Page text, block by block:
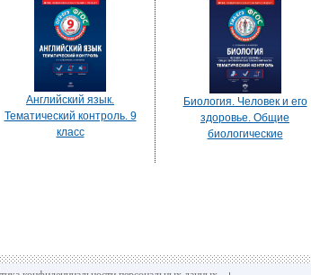
Английский язык.
Тематический контроль. 9
класс
Биология. Человек и его
здоровье. Общие
биологические